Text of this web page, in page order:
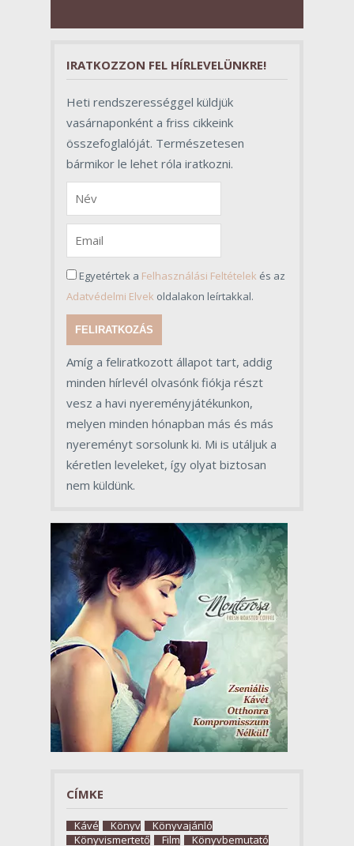
szerepet töltenek be az egész
IRATKOZZON FEL HÍRLEVELÜNKRE!
Heti rendszerességgel küldjük
vasárnaponként a friss cikkeink
összefoglalóját. Természetesen
bármikor le lehet róla iratkozni.
Egyetértek a Felhasználási Feltételek és az
Adatvédelmi Elvek oldalakon leírtakkal.
FELIRATKOZÁS
Amíg a feliratkozott állapot tart, addig
minden hírlevél olvasónk fiókja részt
vesz a havi nyereményjátékunkon,
melyen minden hónapban más és más
nyereményt sorsolunk ki. Mi is utáljuk a
kéretlen leveleket, így olyat biztosan
nem küldünk.
CÍMKE
Kávé Könyv
Könyvajánló
Könyvismertető
Film Könyvbemutató